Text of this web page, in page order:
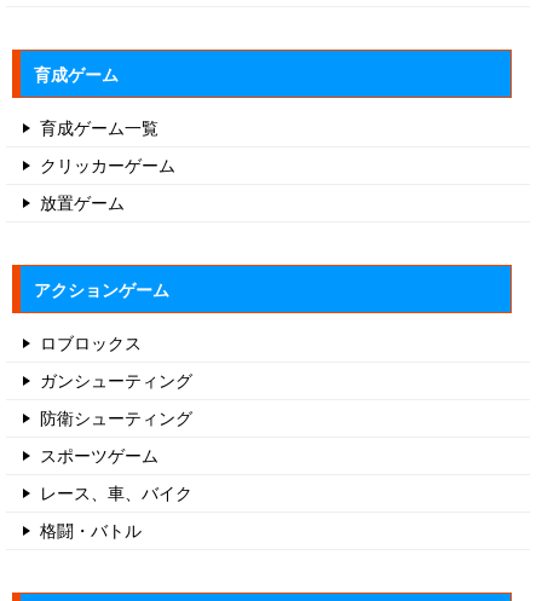
育成ゲーム
育成ゲーム一覧
クリッカーゲーム
放置ゲーム
アクションゲーム
ロブロックス
ガンシューティング
防衛シューティング
スポーツゲーム
レース、車、バイク
格闘・バトル